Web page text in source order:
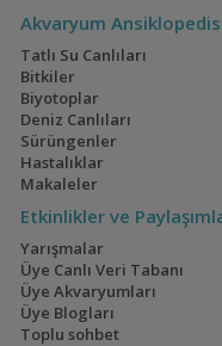
Geophagus Red
Head Tapajos
Mavi Melek Karides
Akvaryum
Tatlı Su Canlıları
Bitkiler
Biyotoplar
Deniz Canlıları
Sürüngenler
Hastalıklar
Makaleler
Etkinlikler ve
Yarışmalar
Üye Canlı Veri Tabanı
Üye Akvaryumları
Üye Blogları
Toplu sohbet